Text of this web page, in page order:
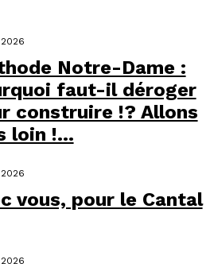
Notre-Dame :
faut-il déroger
construire !? Allons
loin !...
vous, pour le Cantal